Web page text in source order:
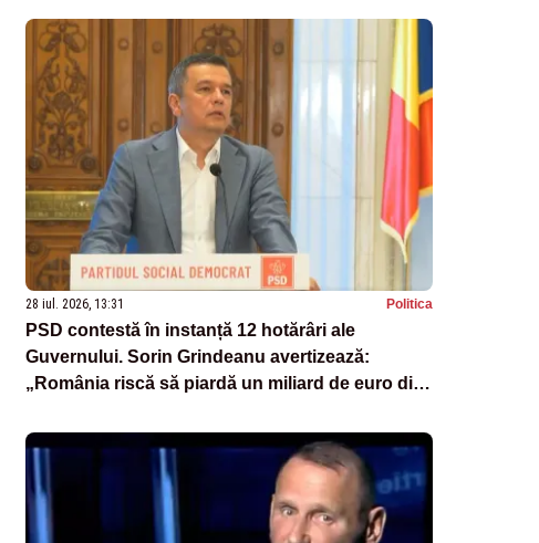
28 iul. 2026, 13:31 Politica
PSD contestă în instanță 12 hotărâri ale
Guvernului. Sorin Grindeanu avertizează:
„România riscă să piardă un miliard de euro din